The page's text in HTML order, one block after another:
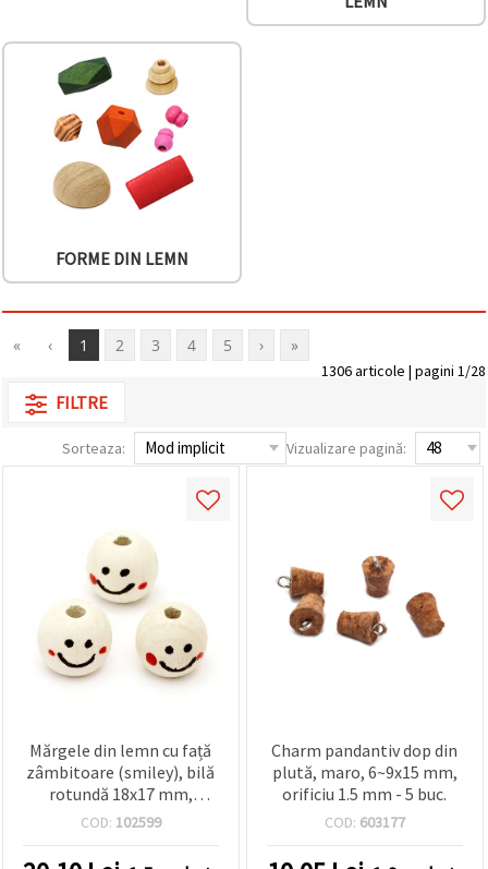
FORME DIN LEMN
« ‹ 1 2 3 4 5 › »
1306 articole | pagini 1/28
FILTRE
Sorteaza: Vizualizare pagină:
Mărgele din lemn cu față
zâmbitoare (smiley), bilă
rotundă 18x17 mm,
orificiu 4–5 mm, culoare
COD: 102599
Charm pandantiv dop din
plută, maro, 6~9x15 mm,
orificiu 1.5 mm - 5 buc.
COD: 603177